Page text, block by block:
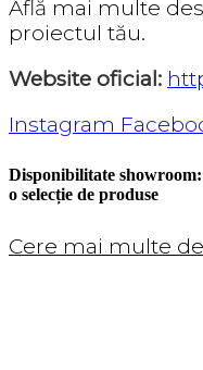
Află mai multe
proiectul tău.
Website oficial:
Instagram
Disponibilitate showroom:
o selecție de produse
Cere mai multe